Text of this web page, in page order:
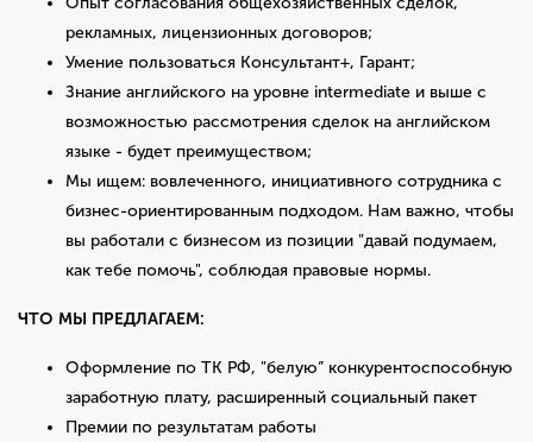
рекламных, лицензионных договоров;
Умение пользоваться Консультант+, Гарант;
Знание английского на уровне intermediate и выше с
возможностью рассмотрения сделок на английском
языке - будет преимуществом;
Мы ищем: вовлеченного, инициативного сотрудника с
бизнес-ориентированным подходом. Нам важно, чтобы
вы работали с бизнесом из позиции "давай подумаем,
как тебе помочь", соблюдая правовые нормы.
ЧТО МЫ ПРЕДЛАГАЕМ:
Оформление по ТК РФ, "белую” конкурентоспособную
заработную плату, расширенный социальный пакет
Премии по результатам работы